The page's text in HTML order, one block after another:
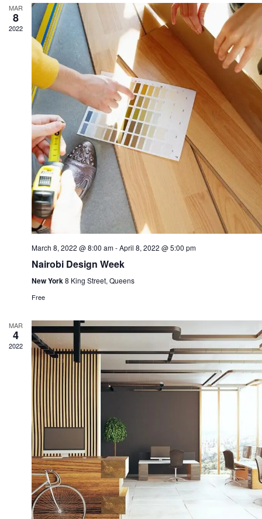
MAR
8
2022
March 8, 2022 @ 8:00 am-April 8, 2022 @ 5:00 pm
Nairobi Design Week
New York8 King Street, Queens
Free
MAR
4
2022